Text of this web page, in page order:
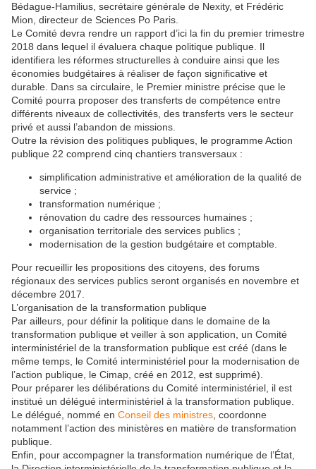
Bédague-Hamilius, secrétaire générale de Nexity, et Frédéric
Mion, directeur de Sciences Po Paris.
Le Comité devra rendre un rapport d’ici la fin du premier trimestre
2018 dans lequel il évaluera chaque politique publique. Il
identifiera les réformes structurelles à conduire ainsi que les
économies budgétaires à réaliser de façon significative et
durable. Dans sa circulaire, le Premier ministre précise que le
Comité pourra proposer des transferts de compétence entre
différents niveaux de collectivités, des transferts vers le secteur
privé et aussi l’abandon de missions.
Outre la révision des politiques publiques, le programme Action
publique 22 comprend cinq chantiers transversaux :
simplification administrative et amélioration de la qualité de
service ;
transformation numérique ;
rénovation du cadre des ressources humaines ;
organisation territoriale des services publics ;
modernisation de la gestion budgétaire et comptable.
Pour recueillir les propositions des citoyens, des forums
régionaux des services publics seront organisés en novembre et
décembre 2017.
L’organisation de la transformation publique
Par ailleurs, pour définir la politique dans le domaine de la
transformation publique et veiller à son application, un Comité
interministériel de la transformation publique est créé (dans le
même temps, le Comité interministériel pour la modernisation de
l’action publique, le Cimap, créé en 2012, est supprimé).
Pour préparer les délibérations du Comité interministériel, il est
institué un délégué interministériel à la transformation publique.
Le délégué, nommé en Conseil des ministres , coordonne
notamment l’action des ministères en matière de transformation
publique.
Enfin, pour accompagner la transformation numérique de l’État,